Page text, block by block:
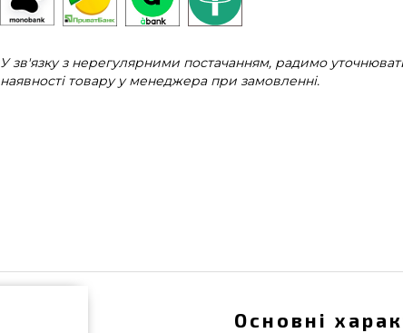
У зв'язку з нерегулярними постачанням, радимо
наявності товару у менеджера при замовленні.
Основні